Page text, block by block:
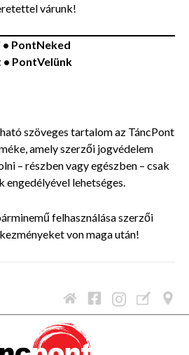
várunk!
• PontNeked
• PontVelünk
szöveges tartalom az TáncPont
amely szerzői jogvédelem
– részben vagy egészben – csak
engedélyével lehetséges.
felhasználása szerzői
von maga után!